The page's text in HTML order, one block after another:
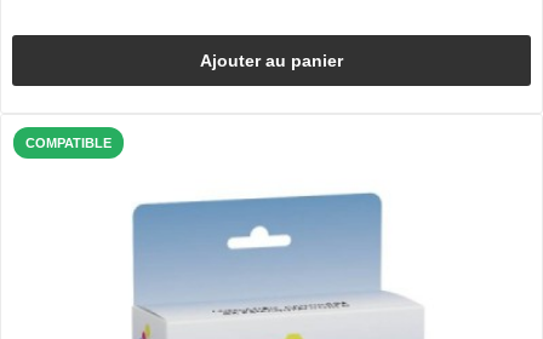
Ajouter au panier
COMPATIBLE